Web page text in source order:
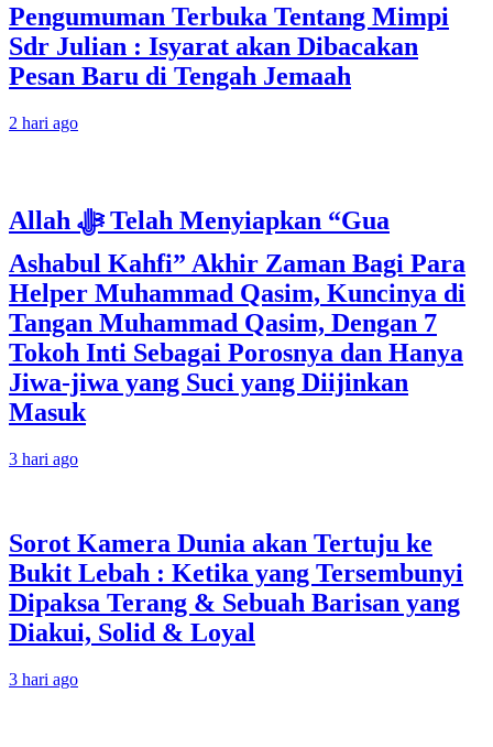
Pengumuman Terbuka Tentang Mimpi
Sdr Julian : Isyarat akan Dibacakan
Pesan Baru di Tengah Jemaah
2 hari ago
Allah ﷻ Telah Menyiapkan “Gua
Ashabul Kahfi” Akhir Zaman Bagi Para
Helper Muhammad Qasim, Kuncinya di
Tangan Muhammad Qasim, Dengan 7
Tokoh Inti Sebagai Porosnya dan Hanya
Jiwa-jiwa yang Suci yang Diijinkan
Masuk
3 hari ago
Sorot Kamera Dunia akan Tertuju ke
Bukit Lebah : Ketika yang Tersembunyi
Dipaksa Terang & Sebuah Barisan yang
Diakui, Solid & Loyal
3 hari ago